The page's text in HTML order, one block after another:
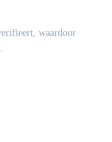
waardoor